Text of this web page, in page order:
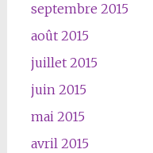
septembre 2015
août 2015
juillet 2015
juin 2015
mai 2015
avril 2015